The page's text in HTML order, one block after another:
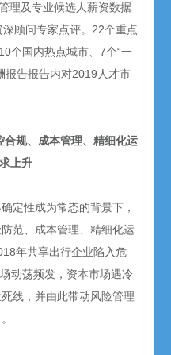
理及专业候选人薪资数据
顾问专家点评。22个重点
个国内热点城市、7个“一
报告报告内对2019人才市
规、成本管理、精细化运
上升
定性成为常态的背景下，
范、成本管理、精细化运
年共享出行企业陷入危
动荡频发，资本市场遇冷
线，并由此带动风险管理